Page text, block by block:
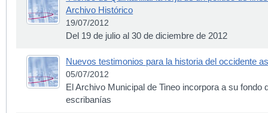
Archivo Histórico
19/07/2012
Del 19 de julio al 30 de diciembre de 2012
Nuevos testimonios para la historia del occidente
05/07/2012
El Archivo Municipal de Tineo incorpora a su fondo
escribanías